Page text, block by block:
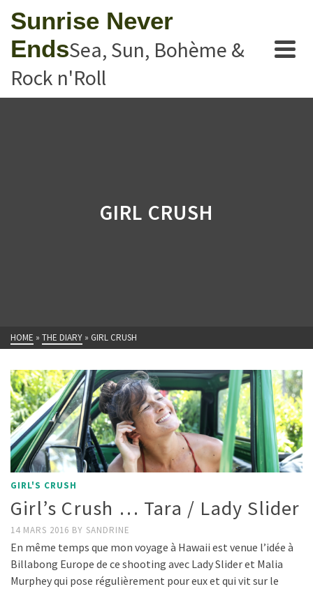
Sunrise Never
EndsSea, Sun, Bohème &
Rock n'Roll
GIRL CRUSH
HOME » THE DIARY » GIRL CRUSH
GIRL'S CRUSH
Girl’s Crush … Tara / Lady Slider
14 MARS 2016 BY SANDRINE
En même temps que mon voyage à Hawaii est venue l’idée à
Billabong Europe de ce shooting avec Lady Slider et Malia
Murphey qui pose régulièrement pour eux et qui vit sur le